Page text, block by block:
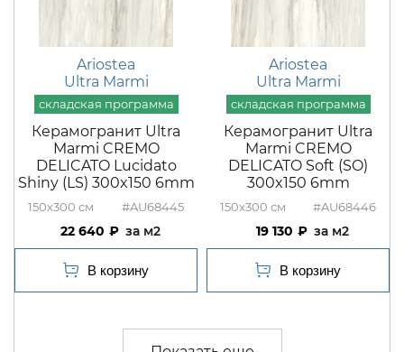
Ariostea
Ultra Marmi
Керамогранит Ultra
Marmi CREMO
DELICATO Lucidato
Shiny (LS) 300x150 6mm
150x300 #AU68445
22 640 м2
Ariostea
Ultra Marmi
Керамогранит Ultra
Marmi CREMO
DELICATO Soft (SO)
300x150 6mm
150x300 #AU68446
19 130 м2